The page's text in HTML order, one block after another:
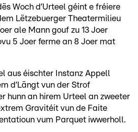
Woch d’Urteel géint e fréiere
Lëtzebuerger Theatermilieu
ale Mann gouf zu 13 Joer
5 Joer ferme an 8 Joer mat
aus éischter Instanz Appell
d’Längt vun der Strof
hunn an hirem Urteel an zweeter
Gravitéit vun de Faite
vum Parquet iwwerholl.